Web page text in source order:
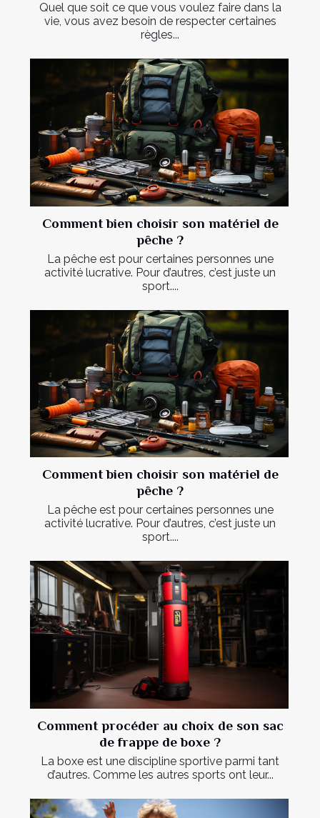
Quel que soit ce que vous voulez faire dans la
vie, vous avez besoin de respecter certaines
règles...
Comment bien choisir son matériel de
pêche ?
La pêche est pour certaines personnes une
activité lucrative. Pour d’autres, c’est juste un
sport....
Comment bien choisir son matériel de
pêche ?
La pêche est pour certaines personnes une
activité lucrative. Pour d’autres, c’est juste un
sport....
Comment procéder au choix de son sac
de frappe de boxe ?
La boxe est une discipline sportive parmi tant
d’autres. Comme les autres sports ont leur...